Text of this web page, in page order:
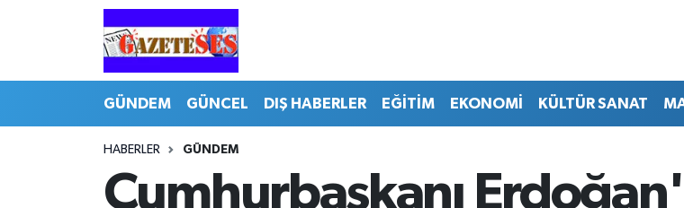
GÜNDEM GÜNCEL DIŞ HABERLER EĞİTİM EKONOMİ KÜLTÜR SANAT
HABERLER GÜNDEM
Cumhurbaşkanı